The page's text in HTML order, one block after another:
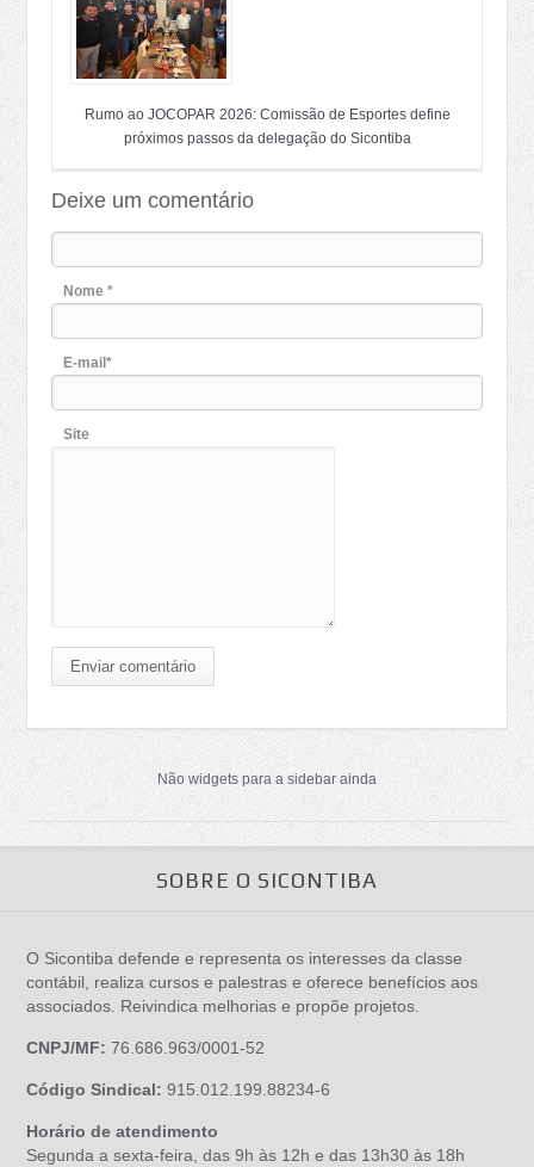
Rumo ao JOCOPAR 2026: Comissão de Esportes define
próximos passos da delegação do Sicontiba
Deixe um comentário
Nome *
E-mail*
Site
Enviar comentário
Não widgets para a sidebar ainda
SOBRE O SICONTIBA
O Sicontiba defende e representa os interesses da classe
contábil, realiza cursos e palestras e oferece benefícios aos
associados. Reivindica melhorias e propõe projetos.
CNPJ/MF: 76.686.963/0001-52
Código Sindical: 915.012.199.88234-6
Horário de atendimento
Segunda a sexta-feira, das 9h às 12h e das 13h30 às 18h